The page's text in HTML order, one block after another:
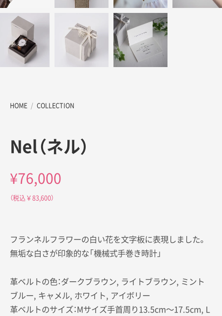
HOME / COLLECTION
Nel（ネル）
¥76,000
フランネルフラワーの白い花を文字板に表現しました。
無垢な白さが印象的な「機械式手巻き時計」
革ベルトの色：ダークブラウン, ライトブラウン, ミント
ブルー, キャメル, ホワイト, アイボリー
革ベルトのサイズ：Mサイズ手首周り13.5cm～17.5cm, L